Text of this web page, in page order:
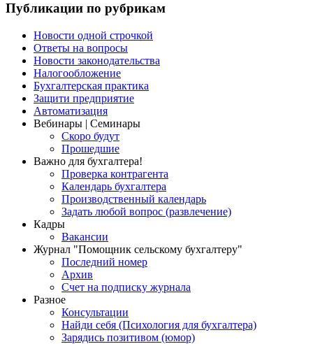
Публикации по рубрикам
Новости одной строчкой
Ответы на вопросы
Новости законодательства
Налогообложение
Бухгалтерская практика
Защити предприятие
Автоматизация
Вебинары | Семинары
Скоро будут
Прошедшие
Важно для бухгалтера!
Проверка контрагента
Календарь бухгалтера
Производственный календарь
Задать любой вопрос (развлечение)
Кадры
Вакансии
Журнал "Помощник сельскому бухгалтеру"
Последний номер
Архив
Счет на подписку журнала
Разное
Консультации
Найди себя (Психология для бухгалтера)
Зарядись позитивом (юмор)